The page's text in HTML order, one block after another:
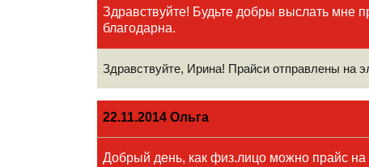
Здравствуйте! Будьте добры выслать мне
благодарна.
Здравствуйте, Ирина! Прайси отправлены на
22.11.2014 Ольга
Добрый день, как физ.лицо можно прайс